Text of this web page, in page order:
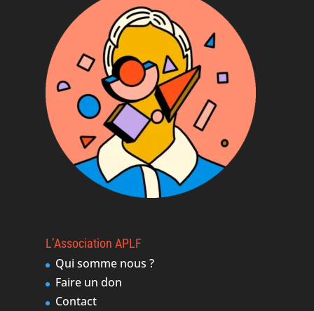
L’Association APLF
Qui somme nous ?
Faire un don
Contact